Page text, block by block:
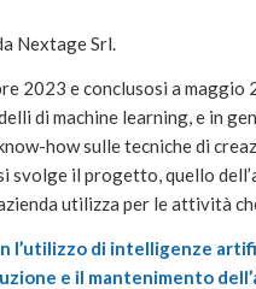
Nextage Srl.
2023 e conclusosi a maggio
di machine learning, e in
how sulle tecniche di
svolge il progetto, quello
utilizza per le attività
l’utilizzo di intelligenze
e il mantenimento